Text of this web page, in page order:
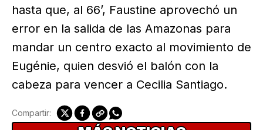
hasta que, al 66’, Faustine aprovechó un
error en la salida de las Amazonas para
mandar un centro exacto al movimiento de
Eugénie, quien desvió el balón con la
cabeza para vencer a Cecilia Santiago.
Compartir: